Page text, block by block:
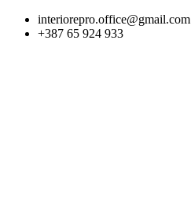
Skip
interiorepro.office@gmail.com
+387 65 924 933